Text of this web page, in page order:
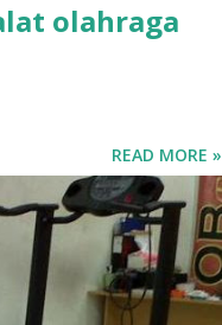
olahraga
READ MORE »